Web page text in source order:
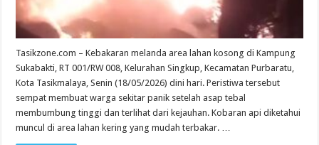
Tasikzone.com – Kebakaran melanda area lahan kosong di Kampung
Sukabakti, RT 001/RW 008, Kelurahan Singkup, Kecamatan Purbaratu,
Kota Tasikmalaya, Senin (18/05/2026) dini hari. Peristiwa tersebut
sempat membuat warga sekitar panik setelah asap tebal
membumbung tinggi dan terlihat dari kejauhan. Kobaran api diketahui
muncul di area lahan kering yang mudah terbakar. …